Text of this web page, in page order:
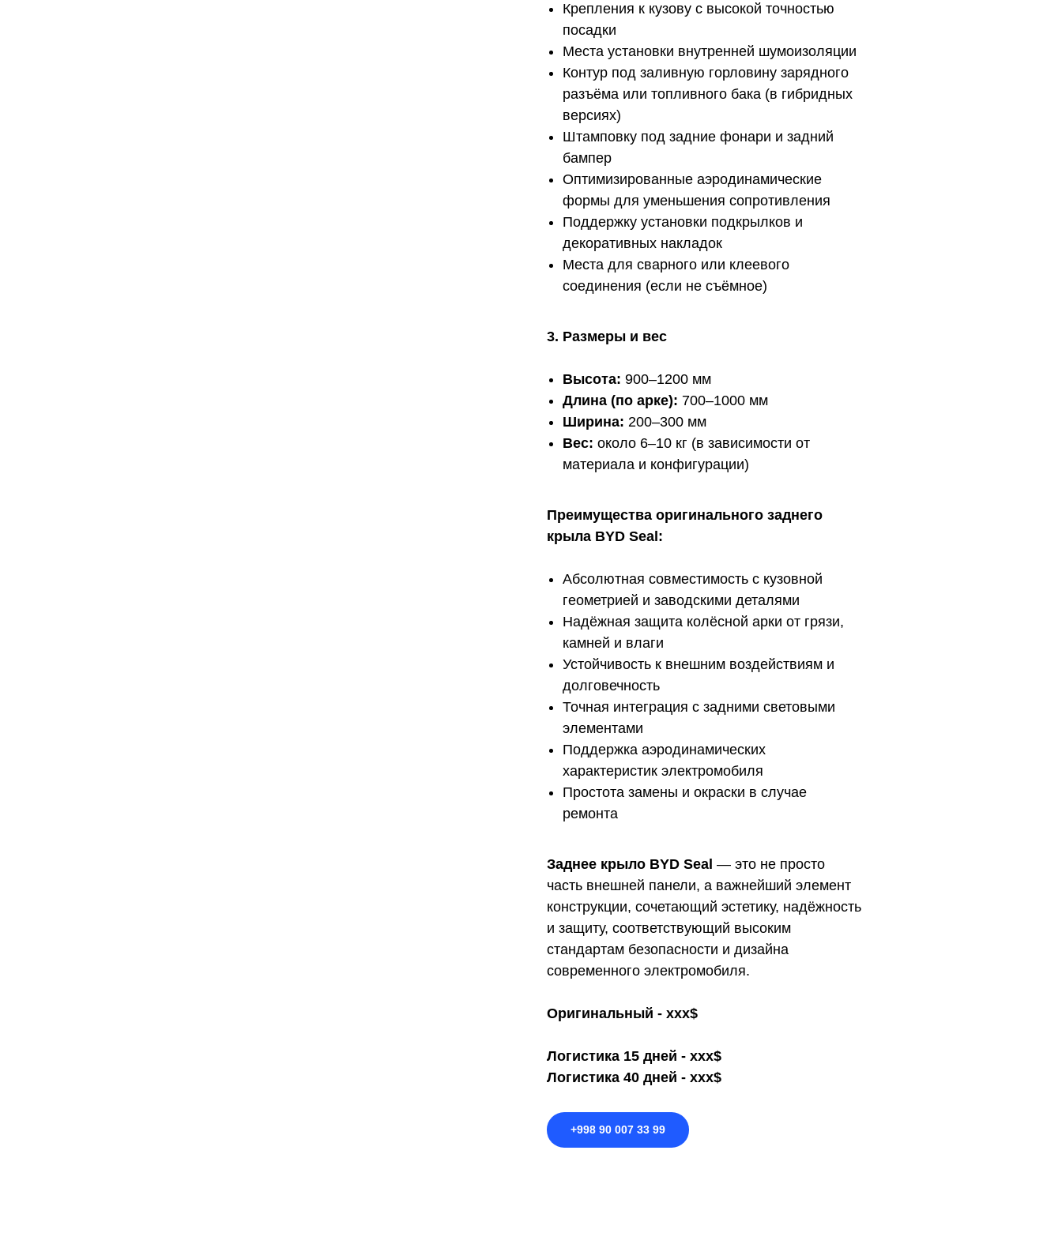
Крепления к кузову с высокой точностью
посадки
Места установки внутренней шумоизоляции
Контур под заливную горловину зарядного
разъёма или топливного бака (в гибридных
версиях)
Штамповку под задние фонари и задний
бампер
Оптимизированные аэродинамические
формы для уменьшения сопротивления
Поддержку установки подкрылков и
декоративных накладок
Места для сварного или клеевого
соединения (если не съёмное)
3. Размеры и вес
Высота: 900–1200 мм
Длина (по арке): 700–1000 мм
Ширина: 200–300 мм
Вес: около 6–10 кг (в зависимости от
материала и конфигурации)
Преимущества оригинального заднего
крыла BYD Seal:
Абсолютная совместимость с кузовной
геометрией и заводскими деталями
Надёжная защита колёсной арки от грязи,
камней и влаги
Устойчивость к внешним воздействиям и
долговечность
Точная интеграция с задними световыми
элементами
Поддержка аэродинамических
характеристик электромобиля
Простота замены и окраски в случае
ремонта
Заднее крыло BYD Seal — это не просто
часть внешней панели, а важнейший элемент
конструкции, сочетающий эстетику, надёжность
и защиту, соответствующий высоким
стандартам безопасности и дизайна
современного электромобиля.
Оригинальный - ххх$
Логистика 15 дней - ххх$
Логистика 40 дней - ххх$
+998 90 007 33 99